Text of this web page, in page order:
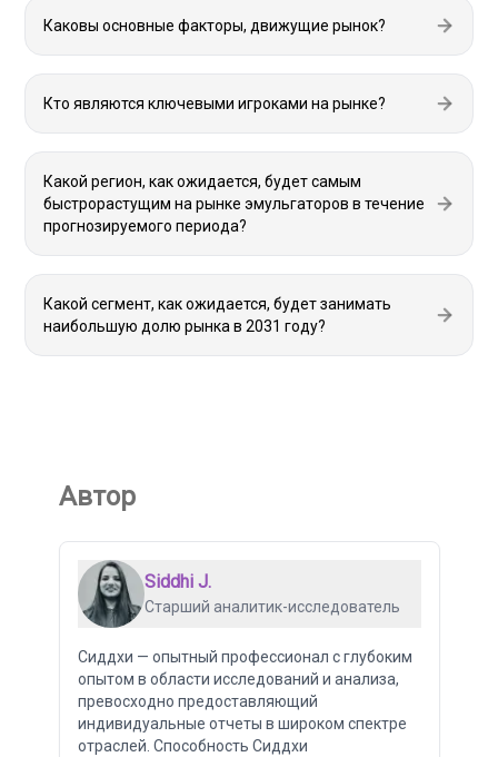
Каковы основные факторы, движущие рынок?
Кто являются ключевыми игроками на рынке?
Какой регион, как ожидается, будет самым
быстрорастущим на рынке эмульгаторов в течение
прогнозируемого периода?
Какой сегмент, как ожидается, будет занимать
наибольшую долю рынка в 2031 году?
Автор
Siddhi J.
Старший аналитик-исследователь
Сиддхи — опытный профессионал с глубоким
опытом в области исследований и анализа,
превосходно предоставляющий
индивидуальные отчеты в широком спектре
отраслей. Способность Сиддхи